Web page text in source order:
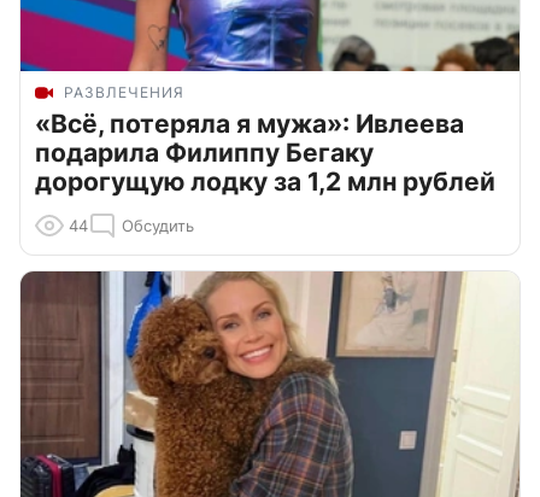
РАЗВЛЕЧЕНИЯ
«Всё, потеряла я мужа»: Ивлеева
подарила Филиппу Бегаку
дорогущую лодку за 1,2 млн рублей
44 Обсудить